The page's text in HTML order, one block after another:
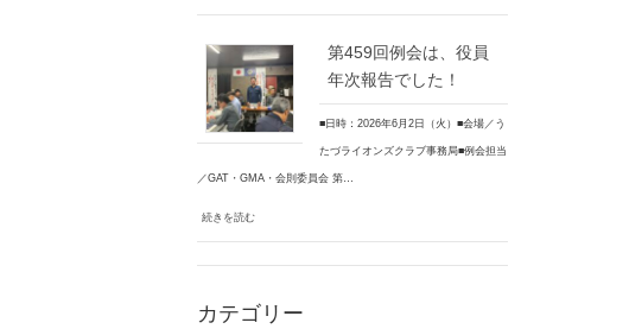
第459回例会は、役員
年次報告でした！
■日時：2026年6月2日（火）■会場／う
たづライオンズクラブ事務局■例会担当
／GAT・GMA・会則委員会 第…
続きを読む
カテゴリー